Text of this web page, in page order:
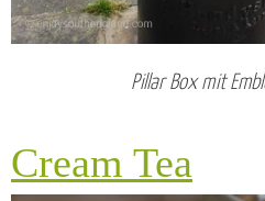
Pillar Box mit
Cream Tea